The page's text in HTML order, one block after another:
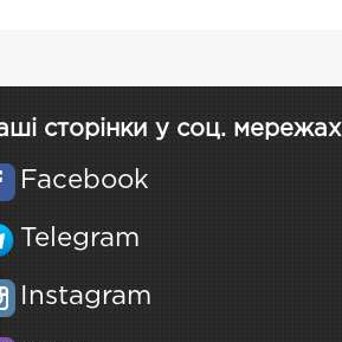
сторінки у соц. мережах
Facebook
Telegram
Instagram